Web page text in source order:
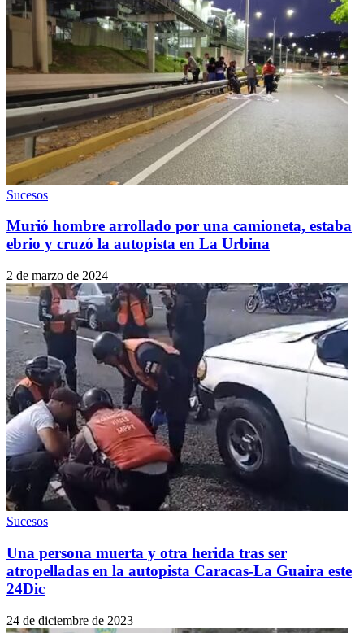
Sucesos
Murió hombre arrollado por una camioneta, estaba
ebrio y cruzó la autopista en La Urbina
2 de marzo de 2024
Sucesos
Una persona muerta y otra herida tras ser
atropelladas en la autopista Caracas-La Guaira este
24Dic
24 de diciembre de 2023